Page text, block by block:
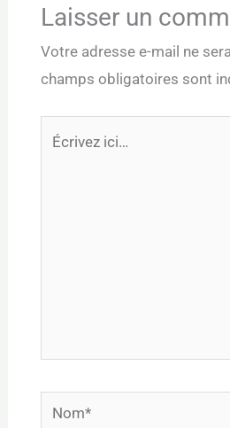
Laisser un
Votre adresse e-mail ne
champs obligatoires sont
Nom*